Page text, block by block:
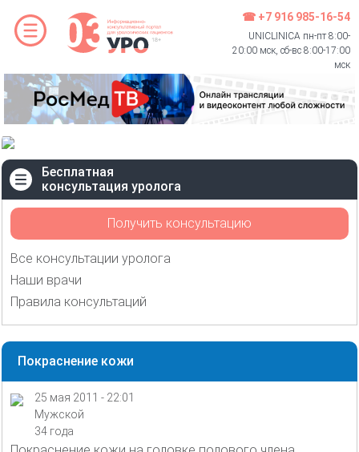
☎ +7 916 985-16-54
UNICLINICA пн-пт 8:00-
20:00 мск, сб-вс 8:00-17:00
мск
Бесплатная
консультация уролога
Получить консультацию
Все консультации уролога
Наши врачи
Правила консультаций
Покраснение кожи
25 мая 2011 - 22:01
Мужской
34 года